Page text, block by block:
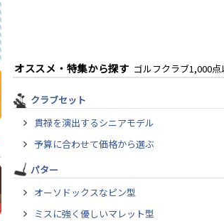
オススメ・特集から探す ゴルフクラブ1,000
クラブセット
貫禄を演出するシニアモデル
予算に合わせて価格から選ぶ
パター
オーソドックスなピン型
ミスに強く優しいマレット型